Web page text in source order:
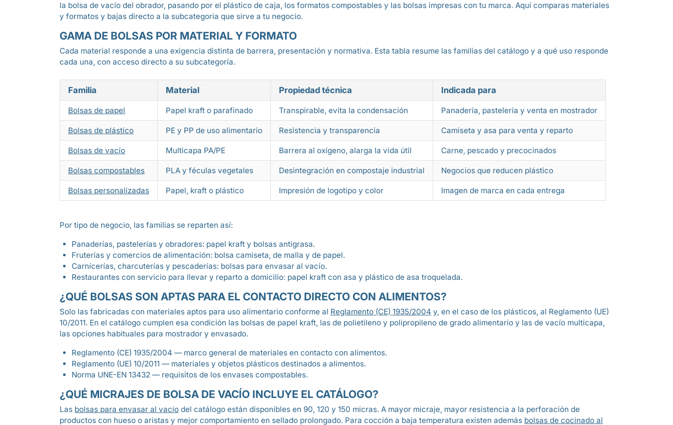
la bolsa de vacío del obrador, pasando por el plástico de caja, los formatos compostables y las bolsas impresas con tu marca. Aquí comparas materiales
y formatos y bajas directo a la subcategoría que sirve a tu negocio.
GAMA DE BOLSAS POR MATERIAL Y FORMATO
Cada material responde a una exigencia distinta de barrera, presentación y normativa. Esta tabla resume las familias del catálogo y a qué uso responde
cada una, con acceso directo a su subcategoría.
Familia Material Propiedad técnica Indicada para
Bolsas de papel Papel kraft o parafinado Transpirable, evita la condensación Panadería, pastelería y venta en mostrador
Bolsas de plástico PE y PP de uso alimentario Resistencia y transparencia Camiseta y asa para venta y reparto
Bolsas de vacío Multicapa PA/PE Barrera al oxígeno, alarga la vida útil Carne, pescado y precocinados
Bolsas compostables PLA y féculas vegetales Desintegración en compostaje industrial Negocios que reducen plástico
Bolsas personalizadas Papel, kraft o plástico Impresión de logotipo y color Imagen de marca en cada entrega
Por tipo de negocio, las familias se reparten así:
Panaderías, pastelerías y obradores: papel kraft y bolsas antigrasa.
Fruterías y comercios de alimentación: bolsa camiseta, de malla y de papel.
Carnicerías, charcuterías y pescaderías: bolsas para envasar al vacío.
Restaurantes con servicio para llevar y reparto a domicilio: papel kraft con asa y plástico de asa troquelada.
¿QUÉ BOLSAS SON APTAS PARA EL CONTACTO DIRECTO CON ALIMENTOS?
Solo las fabricadas con materiales aptos para uso alimentario conforme al Reglamento (CE) 1935/2004 y, en el caso de los plásticos, al Reglamento (UE)
10/2011. En el catálogo cumplen esa condición las bolsas de papel kraft, las de polietileno y polipropileno de grado alimentario y las de vacío multicapa,
las opciones habituales para mostrador y envasado.
Reglamento (CE) 1935/2004 — marco general de materiales en contacto con alimentos.
Reglamento (UE) 10/2011 — materiales y objetos plásticos destinados a alimentos.
Norma UNE-EN 13432 — requisitos de los envases compostables.
¿QUÉ MICRAJES DE BOLSA DE VACÍO INCLUYE EL CATÁLOGO?
Las bolsas para envasar al vacío del catálogo están disponibles en 90, 120 y 150 micras. A mayor micraje, mayor resistencia a la perforación de
productos con hueso o aristas y mejor comportamiento en sellado prolongado. Para cocción a baja temperatura existen además bolsas de cocinado al